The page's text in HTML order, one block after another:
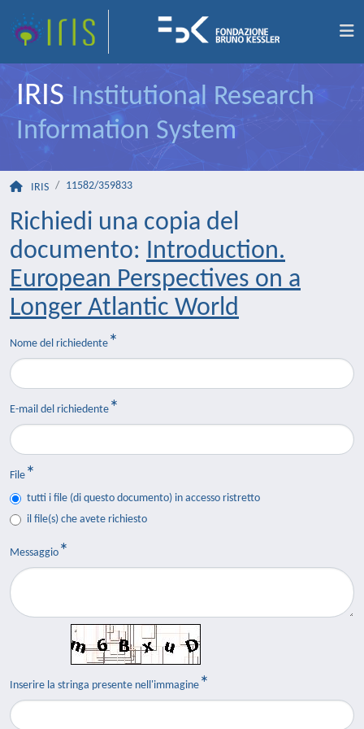
IRIS Institutional Research
Information System
IRIS 11582/359833
Richiedi una copia del
documento: Introduction.
European Perspectives on a
Longer Atlantic World
Nome del richiedente
E-mail del richiedente
File
tutti i file (di questo documento) in accesso ristretto
il file(s) che avete richiesto
Messaggio
Inserire la stringa presente nell'immagine